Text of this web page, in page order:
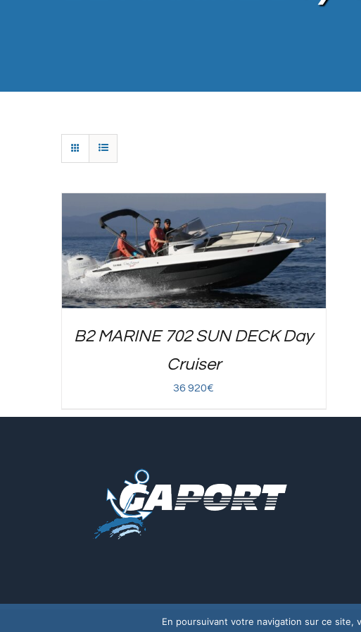
B2 MARINE 702 SUN DECK Day
Cruiser
36 920€
En poursuivant votre navigation sur ce site,